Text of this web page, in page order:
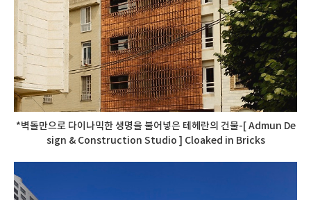
*벽돌만으로 다이나믹한 생명을 불어넣은 테헤란의 건물-[ Admun De
sign & Construction Studio ] Cloaked in Bricks